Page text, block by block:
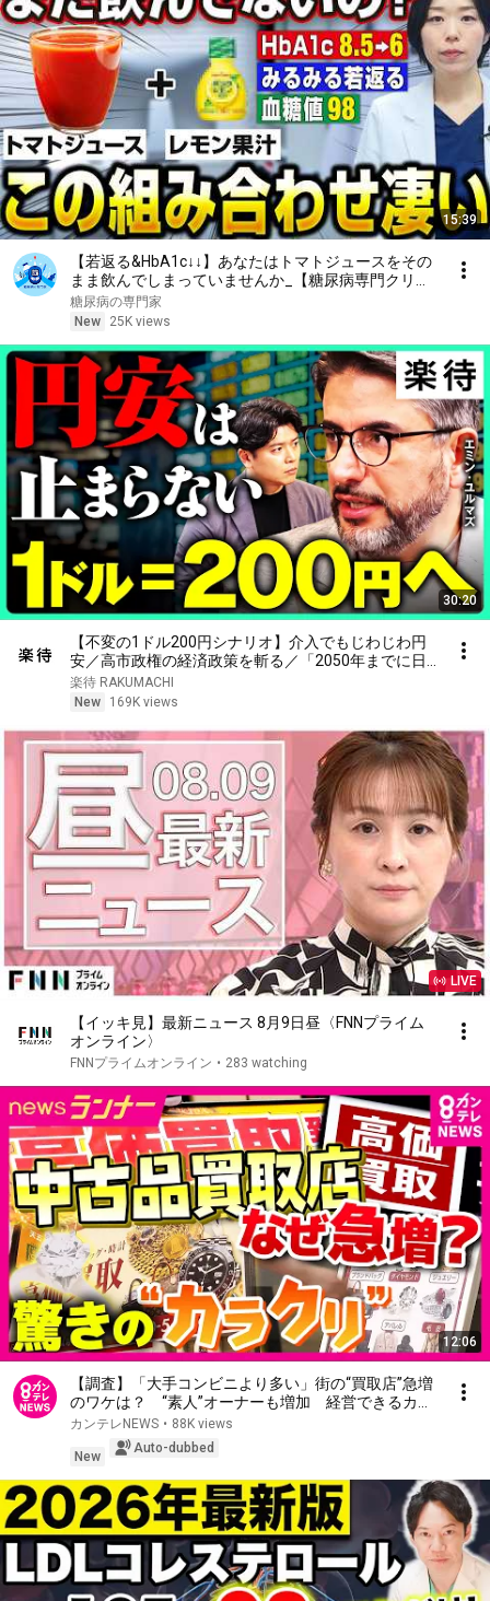
15:39
【若返る&HbA1c↓↓】あなたはトマトジュースをその
まま飲んでしまっていませんか_【糖尿病専門クリニ
ック現役医師】
糖尿病の専門家
New
25K views
30:20
【不変の1ドル200円シナリオ】介入でもじわじわ円
安／高市政権の経済政策を斬る／「2050年までに日
経平均30万円」見通しは変わらない／28年ぶり日米
協調為替介入の真相《エミン・ユルマズ×野沢春日
楽待 RAKUMACHI
New
169K views
LIVE
【イッキ見】最新ニュース 8月9日昼〈FNNプライム
オンライン〉
FNNプライムオンライン • 283 watching
12:06
【調査】「大手コンビニより多い」街の“買取店”急増
のワケは？ “素人”オーナーも増加 経営できるカラ
クリは 「プロの目利き」は本社任せ 一方でトラブ
ルも増加｜newsランナー〈カンテレNEWS〉
カンテレNEWS • 88K views
New
Auto-dubbed